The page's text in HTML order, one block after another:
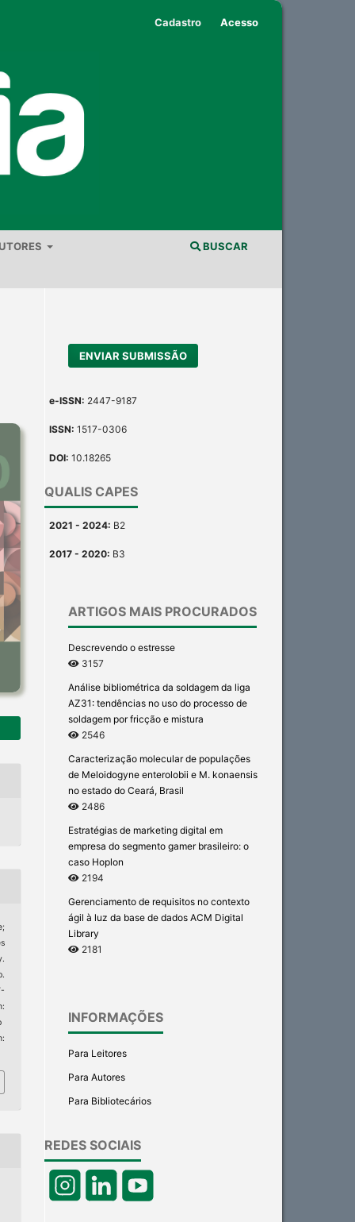
BUSCAR
Cadastro Acesso
ENVIAR SUBMISSÃO
e-ISSN: 2447-9187
ISSN: 1517-0306
DOI: 10.18265
QUALIS CAPES
2021 - 2024: B2
2017 - 2020: B3
ARTIGOS MAIS PROCURADOS
Descrevendo o estresse
3157
Análise bibliométrica da soldagem da liga
AZ31: tendências no uso do processo de
soldagem por fricção e mistura
2546
Caracterização molecular de populações
de Meloidogyne enterolobii e M. konaensis
no estado do Ceará, Brasil
2486
Estratégias de marketing digital em
empresa do segmento gamer brasileiro: o
caso Hoplon
2194
Gerenciamento de requisitos no contexto
ágil à luz da base de dados ACM Digital
Library
2181
INFORMAÇÕES
Para Leitores
Para Autores
Para Bibliotecários
REDES SOCIAIS